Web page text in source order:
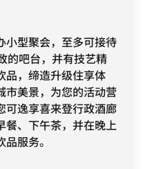
小型聚会，至多可接待
的吧台，并有技艺精
品，缔造升级住享体
市美景，为您的活动营
可逸享喜来登行政酒廊
餐、下午茶，并在晚上
服务。